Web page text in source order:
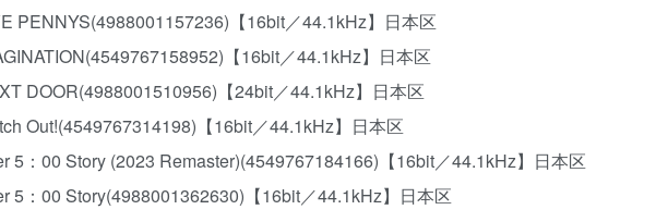
PENNYS(4988001157236)【16bit／44.1kHz】日本区
【16bit／44.1kHz】日本区
DOOR(4988001510956)【24bit／44.1kHz】日本区
Out!(4549767314198)【16bit／44.1kHz】日本区
5：00 Story (2023 Remaster)(4549767184166)【16bit／44.1kHz】日本区
5：00 Story(4988001362630)【16bit／44.1kHz】日本区